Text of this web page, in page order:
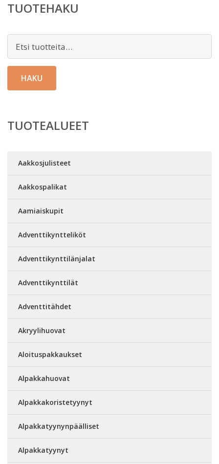
TUOTEHAKU
HAKU
TUOTEALUEET
Aakkosjulisteet
Aakkospalikat
Aamiaiskupit
Adventtikyntteliköt
Adventtikynttilänjalat
Adventtikynttilät
Adventtitähdet
Akryylihuovat
Aloituspakkaukset
Alpakkahuovat
Alpakkakoristetyynyt
Alpakkatyynynpäälliset
Alpakkatyynyt